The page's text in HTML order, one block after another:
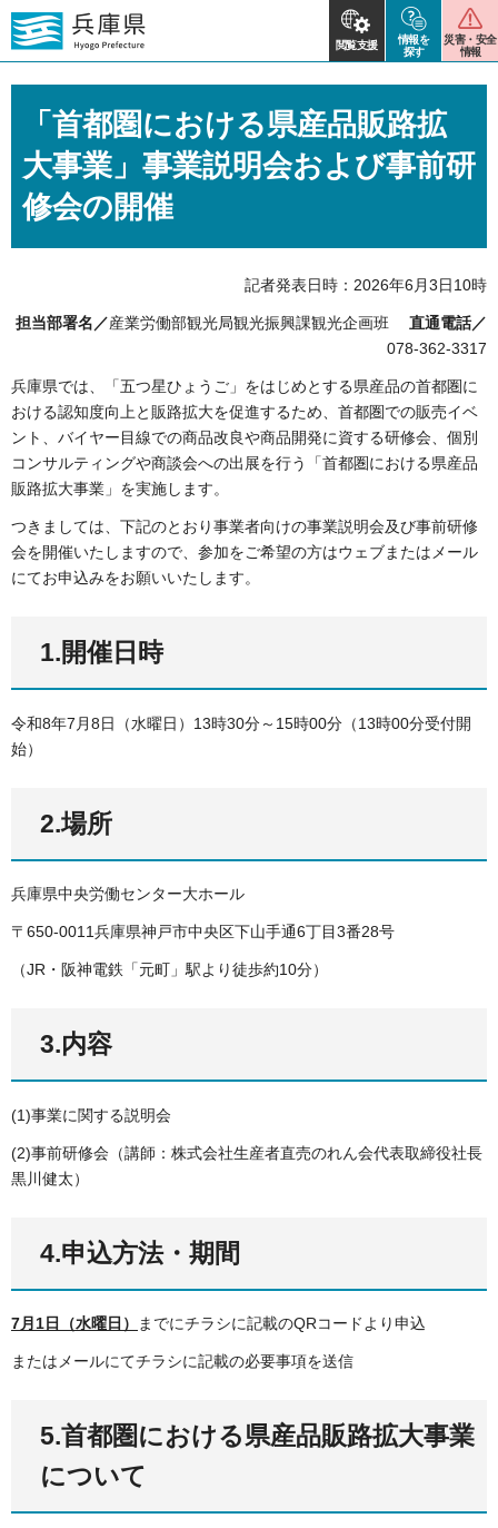
閲覧支援
情報を
探す
災害・安全
情報
「首都圏における県産品販路拡
大事業」事業説明会および事前研
修会の開催
記者発表日時：2026年6月3日10時
担当部署名／産業労働部観光局観光振興課観光企画班 直通電話／
078-362-3317
兵庫県では、「五つ星ひょうご」をはじめとする県産品の首都圏に
おける認知度向上と販路拡大を促進するため、首都圏での販売イベ
ント、バイヤー目線での商品改良や商品開発に資する研修会、個別
コンサルティングや商談会への出展を行う「首都圏における県産品
販路拡大事業」を実施します。
つきましては、下記のとおり事業者向けの事業説明会及び事前研修
会を開催いたしますので、参加をご希望の方はウェブまたはメール
にてお申込みをお願いいたします。
1.開催日時
令和8年7月8日（水曜日）13時30分～15時00分（13時00分受付開
始）
2.場所
兵庫県中央労働センター大ホール
〒650-0011兵庫県神戸市中央区下山手通6丁目3番28号
（JR・阪神電鉄「元町」駅より徒歩約10分）
3.内容
(1)事業に関する説明会
(2)事前研修会（講師：株式会社生産者直売のれん会代表取締役社長
黒川健太）
4.申込方法・期間
7月1日（水曜日） までにチラシに記載のQRコードより申込
またはメールにてチラシに記載の必要事項を送信
5.首都圏における県産品販路拡大事業
について